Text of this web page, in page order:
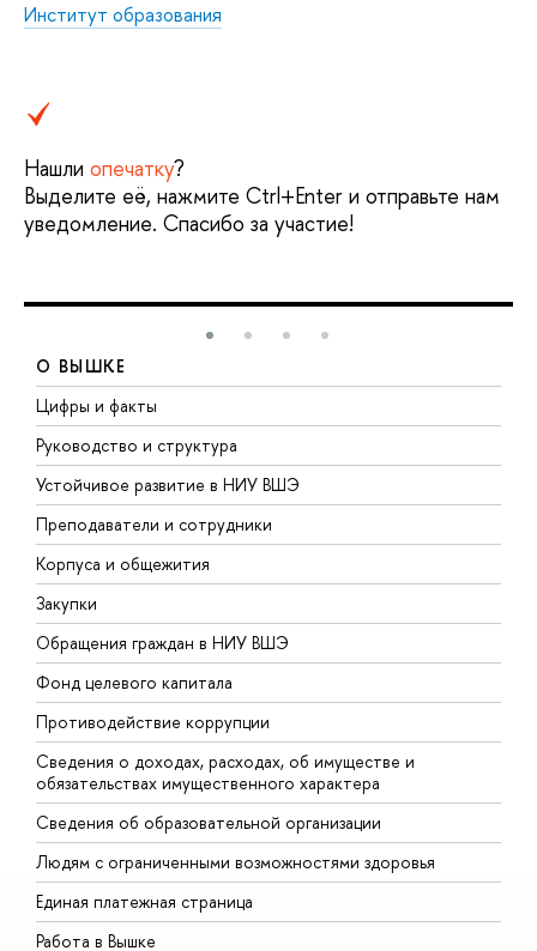
Институт образования
Нашли опечатку?
Выделите её, нажмите Ctrl+Enter и отправьте нам
уведомление. Спасибо за участие!
О ВЫШКЕ
Цифры и факты
Руководство и структура
Устойчивое развитие в НИУ ВШЭ
Преподаватели и сотрудники
Корпуса и общежития
Закупки
Обращения граждан в НИУ ВШЭ
Фонд целевого капитала
Противодействие коррупции
Сведения о доходах, расходах, об имуществе и
обязательствах имущественного характера
Сведения об образовательной организации
Людям с ограниченными возможностями здоровья
Единая платежная страница
Работа в Вышке